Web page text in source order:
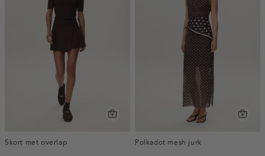
Skort met overlap
Polkadot mesh jurk